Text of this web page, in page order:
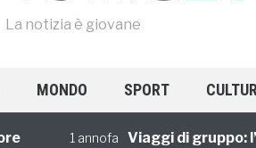
La notizia è giovane
MONDO SPORT
1 annofa Viaggi di gruppo: